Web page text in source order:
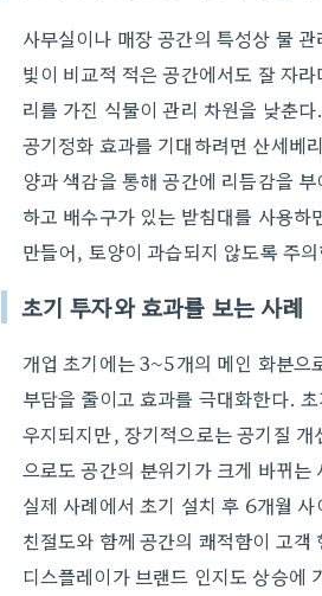
사무실이나 매장 공간의 특성상 물
빛이 비교적 적은 공간에서도 잘 자
리를 가진 식물이 관리 차원을 낮춘다.
공기정화 효과를 기대하려면 산세베
양과 색감을 통해 공간에 리듬감을
하고 배수구가 있는 받침대를 사용
만들어, 토양이 과습되지 않도록 주
초기 투자와 효과를 보는 사례
개업 초기에는 3~5개의 메인 화분으
부담을 줄이고 효과를 극대화한다.
우지되지만, 장기적으로는 공기질
으로도 공간의 분위기가 크게 바뀌는
실제 사례에서 초기 설치 후 6개월
친절도와 함께 공간의 쾌적함이 고
디스플레이가 브랜드 인지도 상승